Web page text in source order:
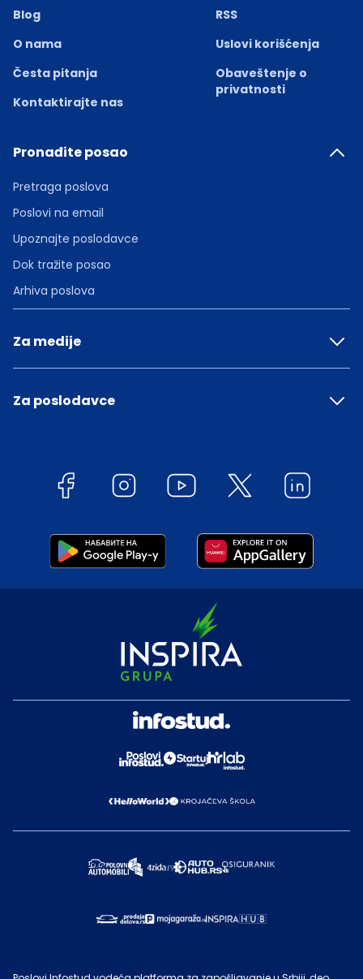
Blog
O nama
Česta pitanja
Kontaktirajte nas
RSS
Uslovi korišćenja
Obaveštenje o
privatnosti
Pronađite posao
Pretraga poslova
Poslovi na email
Upoznajte poslodavce
Dok tražite posao
Arhiva poslova
Za medije
Za poslodavce